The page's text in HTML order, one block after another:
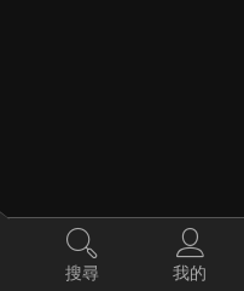
搜尋 我的